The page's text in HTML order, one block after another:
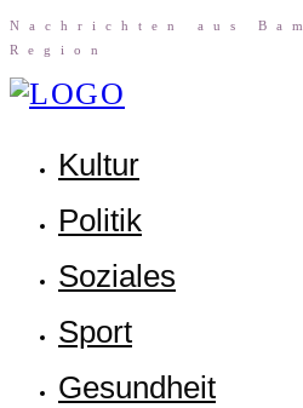
Nach­rich­ten aus
Region
Kul­tur
Poli­tik
Sozia­les
Sport
Gesund­heit